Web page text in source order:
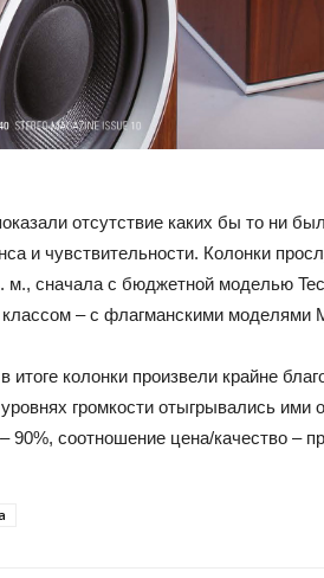
отсутствие каких бы то ни
и чувствительности. Колонки
сначала с бюджетной моделью
классом – с флагманскими моделями
колонки произвели крайне
громкости отыгрывались ими
90%, соотношение цена/качество –